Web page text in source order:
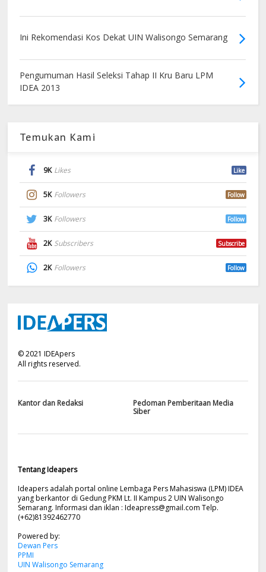
Ini Rekomendasi Kos Dekat UIN Walisongo Semarang
Pengumuman Hasil Seleksi Tahap II Kru Baru LPM
IDEA 2013
Temukan Kami
9K Likes Like
5K Followers Follow
3K Followers Follow
2K Subscribers Subscribe
2K Followers Follow
©2021 IDEApers
All rights reserved.
Kantor dan Redaksi
Pedoman Pemberitaan Media
Siber
Tentang Ideapers
Ideapers adalah portal online Lembaga Pers Mahasiswa (LPM) IDEA
yang berkantor di Gedung PKM Lt. II Kampus 2 UIN Walisongo
Semarang. Informasi dan iklan :Ideapress@gmail.com Telp.
(+62)81392462770
Powered by:
Dewan Pers
PPMI
UIN Walisongo Semarang